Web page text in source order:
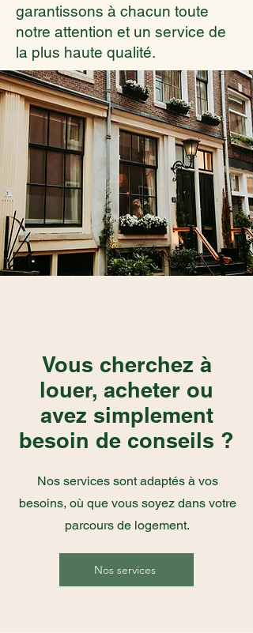
garantissons à chacun toute
notre attention et un service de
la plus haute qualité.
Vous cherchez à
louer, acheter ou
avez simplement
besoin de conseils ?
Nos services sont adaptés à vos
besoins, où que vous soyez dans votre
parcours de logement.
Nos services